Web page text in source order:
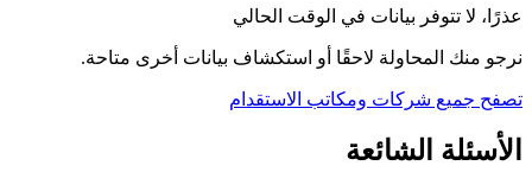
عذرًا، لا تتوفر بيانات في الوقت الحالي
نرجو منك المحاولة لاحقًا أو استكشاف بيانات أخرى متاحة.
تصفح جميع شركات ومكاتب الاستقدام
الأسئلة الشائعة